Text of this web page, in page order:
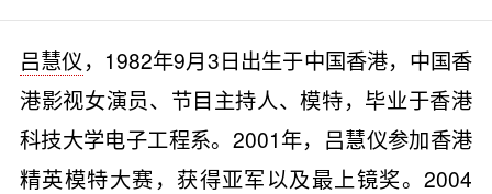
吕慧仪，1982年9月3日出生于中国香港，中国香
港影视女演员、节目主持人、模特，毕业于香港
科技大学电子工程系。2001年，吕慧仪参加香港
精英模特大赛，获得亚军以及最上镜奖。2004